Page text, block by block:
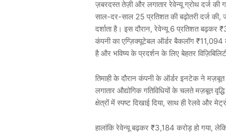
ज़बरदस्त तेज़ी और लगातार रेवेन्यू ग्रोथ दर्ज की
साल-दर-साल 25 प्रतिशत की बढ़ोतरी दर्ज की,
दर्शाता है। इस दौरान, रेवेन्यू6 प्रतिशत बढ़कर
कंपनी का एग्ज़िक्यूटेबल ऑर्डर बैकलॉग ₹11,094
है और भविष्य के प्रदर्शन के लिए बेहतर
तिमाही के दौरान कंपनी के ऑर्डर इनटेक ने मज़बूत
लगातार औद्योगिक गतिविधियों के चलते मज़बूत वृद्धि
क्षेत्रों में स्पष्ट दिखाई दिया, साथ ही रेलवे और
हालांकि रेवेन्यू बढ़कर ₹3,184 करोड़ हो गया,